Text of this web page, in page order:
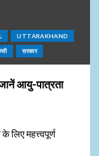
UTTARAKHAND
सरकार
जानें आयु-पात्रता
लिए महत्त्वपूर्ण